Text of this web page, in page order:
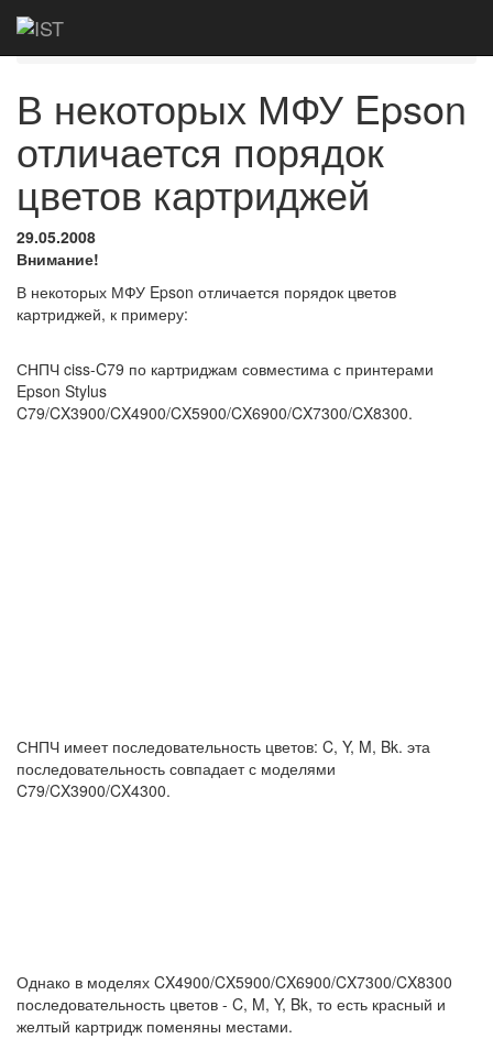
Главная
В некоторых МФУ Epson
отличается порядок
цветов картриджей
29.05.2008
Внимание!
В некоторых МФУ Epson отличается порядок цветов
картриджей, к примеру:
СНПЧ ciss-C79 по картриджам совместима с принтерами
Epson Stylus
C79/CX3900/CX4900/CX5900/CX6900/CX7300/CX8300.
СНПЧ имеет последовательность цветов: C, Y, M, Bk. эта
последовательность совпадает с моделями
C79/CX3900/CX4300.
Однако в моделях CX4900/CX5900/CX6900/CX7300/CX8300
последовательность цветов - C, M, Y, Bk, то есть красный и
желтый картридж поменяны местами.